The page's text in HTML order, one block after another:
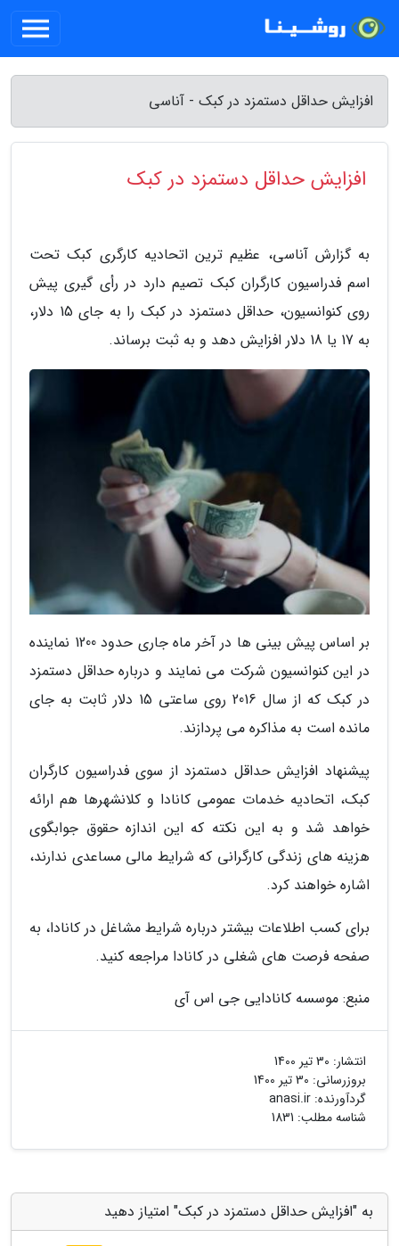
افزایش حداقل دستمزد در کبک - آناسی
افزایش حداقل دستمزد در کبک
به گزارش آناسی، عظیم ترین اتحادیه کارگری کبک تحت
اسم فدراسیون کارگران کبک تصیم دارد در رأی گیری پیش
روی کنوانسیون، حداقل دستمزد در کبک را به جای 15 دلار،
به 17 یا 18 دلار افزایش دهد و به ثبت برساند.
بر اساس پیش بینی ها در آخر ماه جاری حدود 1200 نماینده
در این کنوانسیون شرکت می نمایند و درباره حداقل دستمزد
در کبک که از سال 2016 روی ساعتی 15 دلار ثابت به جای
مانده است به مذاکره می پردازند.
پیشنهاد افزایش حداقل دستمزد از سوی فدراسیون کارگران
کبک، اتحادیه خدمات عمومی کانادا و کلانشهرها هم ارائه
خواهد شد و به این نکته که این اندازه حقوق جوابگوی
هزینه های زندگی کارگرانی که شرایط مالی مساعدی ندارند،
اشاره خواهند کرد.
برای کسب اطلاعات بیشتر درباره شرایط مشاغل در کانادا، به
صفحه فرصت های شغلی در کانادا مراجعه کنید.
منبع: موسسه کانادایی جی اس آی
انتشار: 30 تیر 1400
بروزرسانی: 30 تیر 1400
گردآورنده: anasi.ir
شناسه مطلب: 1831
به "افزایش حداقل دستمزد در کبک" امتیاز دهید